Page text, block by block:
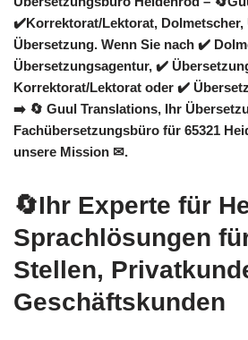
✔️Korrektorat/Lektorat, Dolmetscher,
Übersetzung. Wenn Sie nach ✔️
Übersetzungsagentur, ✔️
Korrektorat/Lektorat oder ✔️
➡️ 🔄 Guul Translations, Ihr
Fachübersetzungsbüro für 65321
unsere Mission ✉.
🔄Ihr Experte für
Sprachlösungen
Stellen,
Geschäftskunden